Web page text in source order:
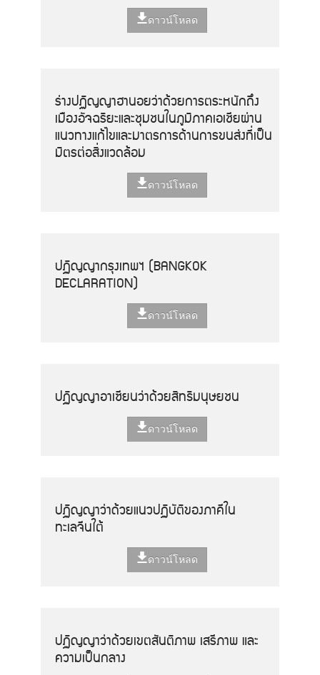
ดาวน์โหลด
ร่างปฏิญญาฮานอยว่าด้วยการตระหนักถึง
เมืองอัจฉริยะและชุมชนในภูมิภาคเอเชียผ่าน
แนวทางแก้ไขและมาตรการด้านการขนส่งที่เป็น
มิตรต่อสิ่งแวดล้อม
ดาวน์โหลด
ปฏิญญากรุงเทพฯ (BANGKOK
DECLARATION)
ดาวน์โหลด
ปฏิญญาอาเซียนว่าด้วยสิทธิมนุษยชน
ดาวน์โหลด
ปฏิญญาว่าด้วยแนวปฏิบัติของภาคีใน
ทะเลจีนใต้
ดาวน์โหลด
ปฏิญญาว่าด้วยเขตสันติภาพ เสรีภาพ และ
ความเป็นกลาง